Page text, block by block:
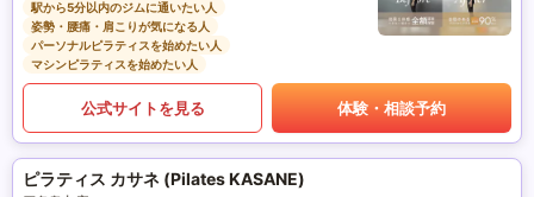
駅から5分以内のジムに通いたい人
姿勢・腰痛・肩こりが気になる人
パーソナルピラティスを始めたい人
マシンピラティスを始めたい人
公式サイトを見る 体験・相談予約
ピラティス カサネ (Pilates KASANE)